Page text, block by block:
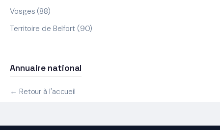
Vosges (88)
Territoire de Belfort (90)
Annuaire national
← Retour à l'accueil